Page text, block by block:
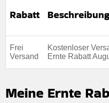
Weitere
Rabatt
Frei
Versand
Kostenloser
Ernte Rabatt
Meine Ernte